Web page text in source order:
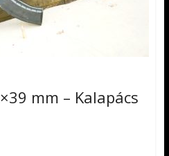
mm – Kalapács